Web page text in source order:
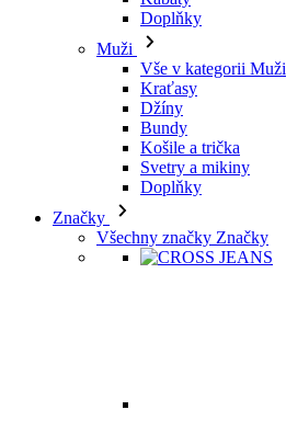
Doplňky
Muži
Vše v kategorii Muži
Kraťasy
Džíny
Bundy
Košile a trička
Svetry a mikiny
Doplňky
Značky
Všechny značky Značky